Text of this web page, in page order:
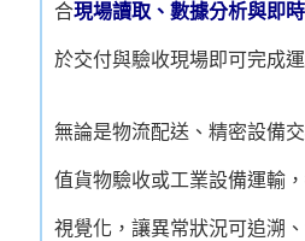
合現場讀取、數據分析與即
於交付與驗收現場即可完成
無論是物流配送、精密設備
值貨物驗收或工業設備運輸
視覺化，讓異常狀況可追溯